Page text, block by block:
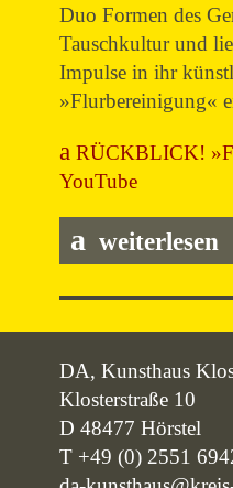
Duo Formen des
Tauschkultur und
Impulse in ihr
»Flurbereinigung«
RÜCKBLICK!
YouTube
weiterlesen
DA, Kunsthaus
Klosterstraße 10
D 48477 Hörstel
T +49 (0) 2551